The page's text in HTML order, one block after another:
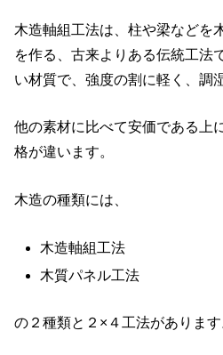
木造軸組工法は、柱や梁などを
を作る、古来よりある伝統工法
い材質で、強度の割に軽く、調
他の素材に比べて安価である上
格が違います。
木造の種類には、
木造軸組工法
木質パネル工法
の２種類と２×４工法があります